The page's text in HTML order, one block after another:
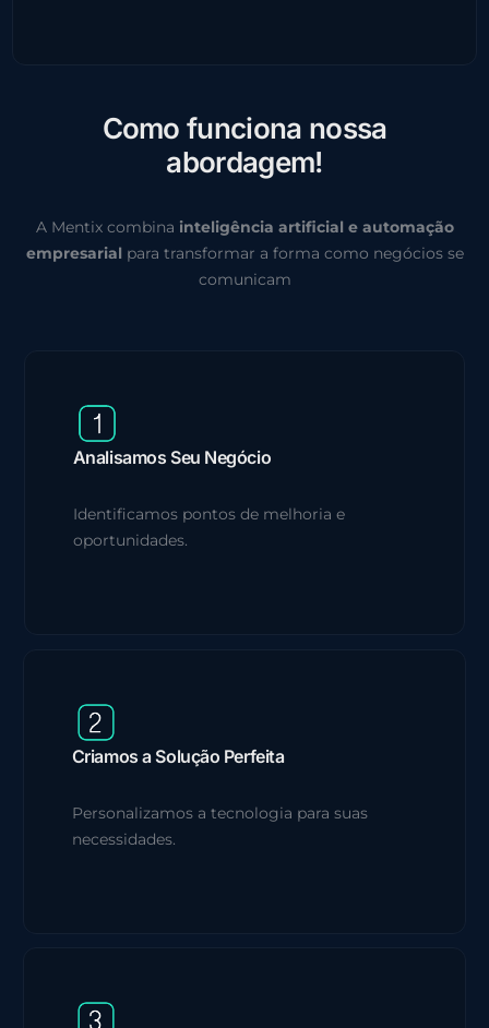
Como funciona nossa
abordagem!
A Mentix combina inteligência artificial e automação
empresarial para transformar a forma como negócios se
comunicam
Analisamos Seu Negócio
Identificamos pontos de melhoria e
oportunidades.
Criamos a Solução Perfeita
Personalizamos a tecnologia para suas
necessidades.